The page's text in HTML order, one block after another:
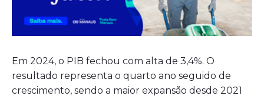
Em 2024, o PIB fechou com alta de 3,4%. O
resultado representa o quarto ano seguido de
crescimento, sendo a maior expansão desde 2021